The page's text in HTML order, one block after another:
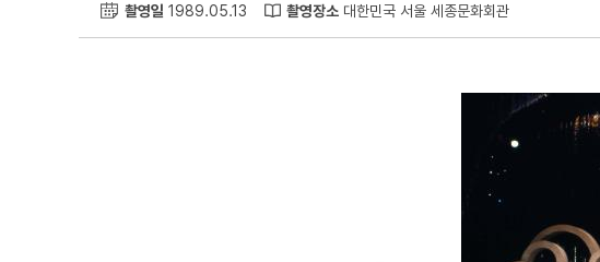
촬영일 1989.05.13 촬영장소 대한민국 서울 세종문화회관